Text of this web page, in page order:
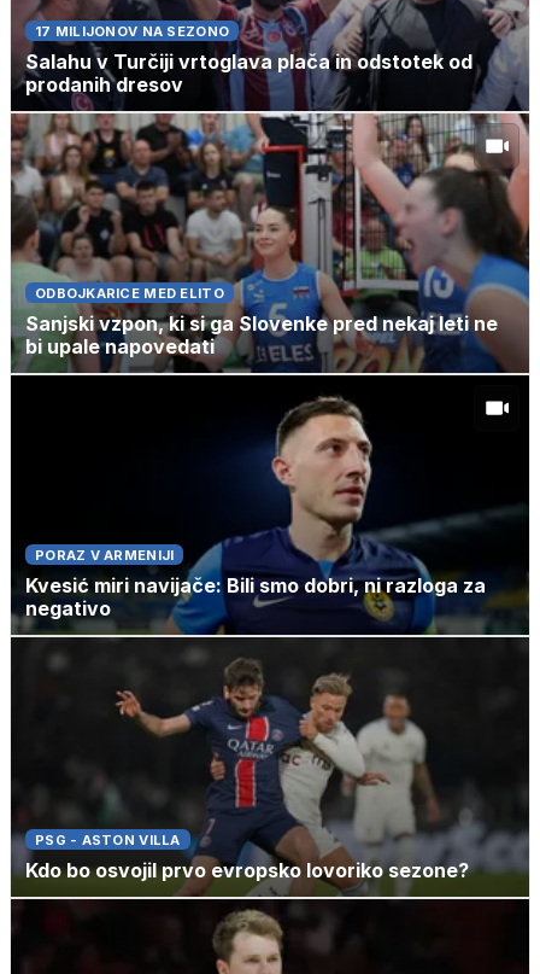
17 MILIJONOV NA SEZONO
Salahu v Turčiji vrtoglava plača in odstotek od
prodanih dresov
ODBOJKARICE MED ELITO
Sanjski vzpon, ki si ga Slovenke pred nekaj leti ne
bi upale napovedati
PORAZ V ARMENIJI
Kvesić miri navijače: Bili smo dobri, ni razloga za
negativo
PSG - ASTON VILLA
Kdo bo osvojil prvo evropsko lovoriko sezone?